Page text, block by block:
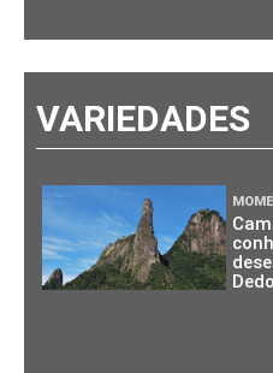
VARIEDADES